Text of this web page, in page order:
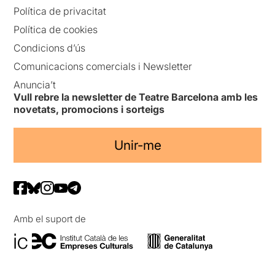
Política de privacitat
Política de cookies
Condicions d’ús
Comunicacions comercials i Newsletter
Anuncia’t
Vull rebre la newsletter de Teatre Barcelona amb les
novetats, promocions i sorteigs
Unir-me
Amb el suport de